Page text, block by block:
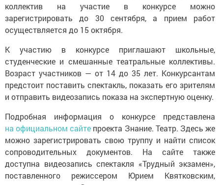
коллектив на участие в конкурсе можно
зарегистрировать до 30 сентября, а прием работ
осуществляется до 15 октября.
К участию в конкурсе приглашают школьные,
студенческие и смешанные театральные коллективы.
Возраст участников — от 14 до 35 лет. Конкурсантам
предстоит поставить спектакль, показать его зрителям
и отправить видеозапись показа на экспертную оценку.
Подробная информация о конкурсе представлена
на официальном сайте проекта Знание. Театр. Здесь же
можно зарегистрировать свою труппу и найти список
сопроводительных документов. На сайте также
доступна видеозапись спектакля «Трудный экзамен»,
поставленного режиссером Юрием Квятковским,